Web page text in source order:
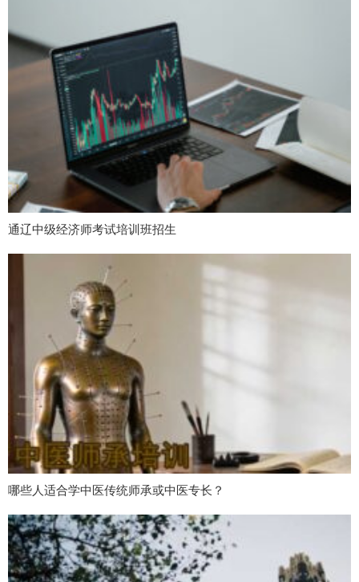
通辽中级经济师考试培训班招生
哪些人适合学中医传统师承或中医专长？